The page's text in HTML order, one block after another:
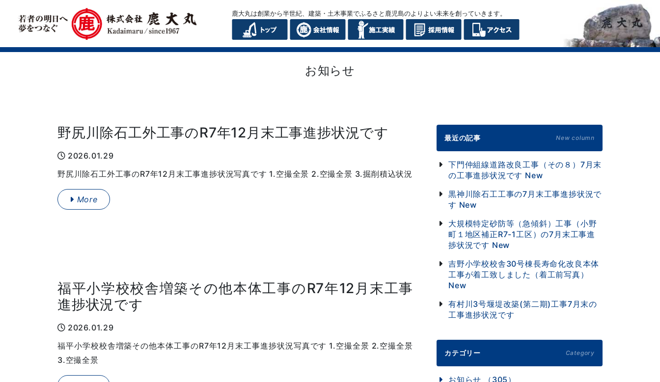
鹿大丸は創業から半世紀、建築・土木事業でふるさと鹿児島のよりよい未来を創っていきます。
お知らせ
野尻川除石工外工事のR7年12月末工事進捗状況です
2026.01.29
野尻川除石工外工事のR7年12月末工事進捗状況写真です 1.空撮全景 2.空撮全景 3.掘削積込状況
More
福平小学校校舎増築その他本体工事のR7年12月末工事
進捗状況です
2026.01.29
福平小学校校舎増築その他本体工事のR7年12月末工事進捗状況写真です 1.空撮全景 2.空撮全景
3.空撮全景
最近の記事 New column
下門仲組線道路改良工事（その８）7月末
の工事進捗状況です New
黒神川除石工工事の7月末工事進捗状況で
す New
大規模特定砂防等（急傾斜）工事（小野
町１地区補正R7-1工区）の7月末工事進
捗状況です New
吉野小学校校舎30号棟長寿命化改良本体
工事が着工致しました（着工前写真）
New
有村川3号堰堤改築(第二期)工事7月末の
工事進捗状況です
カテゴリー Category
お知らせ （305）